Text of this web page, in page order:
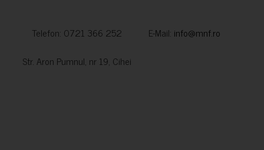
Telefon: 0721 366 252 E-Mail: info@mnf.ro
Str. Aron Pumnul, nr 19, Cihei